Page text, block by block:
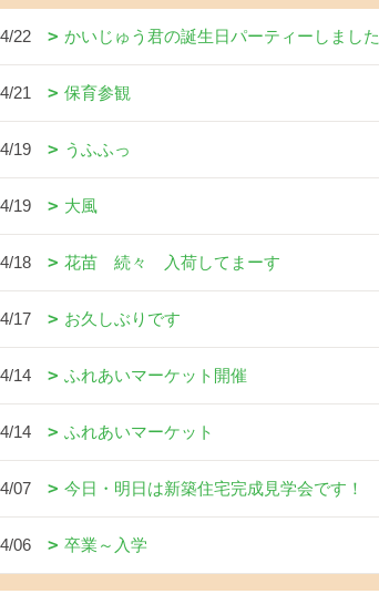
22 かいじゅう君の誕生日パーティーしました
21 保育参観
19 うふふっ
19 大風
18 花苗 続々 入荷してまーす
17 お久しぶりです
14 ふれあいマーケット開催
14 ふれあいマーケット
07 今日・明日は新築住宅完成見学会です！
06 卒業～入学